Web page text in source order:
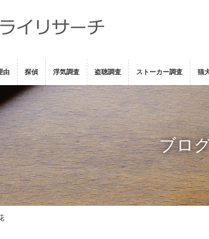
由 探偵 浮気調査 盗聴調査 ストーカー調査 猫
ブロ